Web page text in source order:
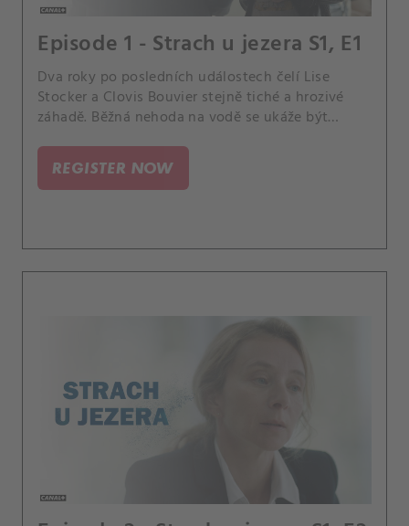
Episode 1 - Strach u jezera S1, E1
Dva roky po posledních událostech čelí Lise
Stocker a Clovis Bouvier stejně tiché a hrozivé
záhadě. Běžná nehoda na vodě se ukáže být
REGISTER NOW